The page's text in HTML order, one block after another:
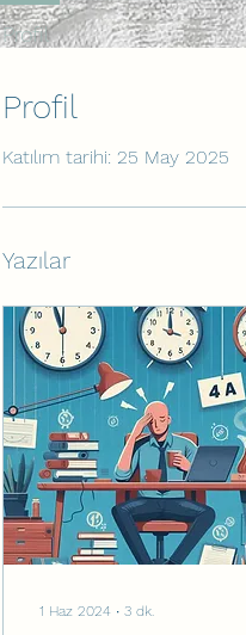
Profil
Katılım tarihi: 25 May 2025
Yazılar
1 Haz 2024 ∙ 3 dk.
Profil